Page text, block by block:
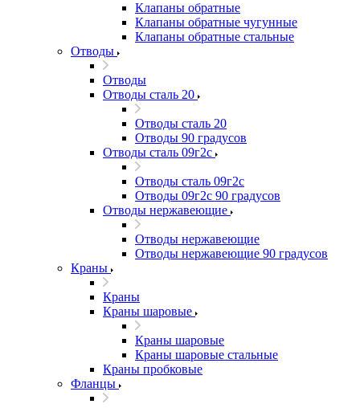
Клапаны обратные
Клапаны обратные чугунные
Клапаны обратные стальные
Отводы
Отводы
Отводы сталь 20
Отводы сталь 20
Отводы 90 градусов
Отводы сталь 09г2с
Отводы сталь 09г2с
Отводы 09г2с 90 градусов
Отводы нержавеющие
Отводы нержавеющие
Отводы нержавеющие 90 градусов
Краны
Краны
Краны шаровые
Краны шаровые
Краны шаровые стальные
Краны пробковые
Фланцы